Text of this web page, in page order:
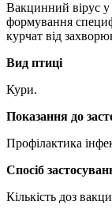
Вакцинний вірус у
формування
курчат від
Вид птиці
Кури.
Показання до
Профілактика
Спосіб
Кількість доз